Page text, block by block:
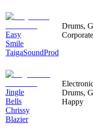
Easy
Smile
TaigaSoundProd
Drums,
Jingle
Bells
Chrissy
Blazier
Drums,
Happy